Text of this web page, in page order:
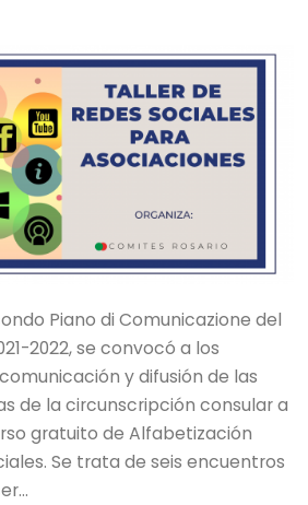
Piano di Comunicazione del
2022, se convocó a los
y difusión de las
de la circunscripción consular a
gratuito de Alfabetización
Se trata de seis encuentros